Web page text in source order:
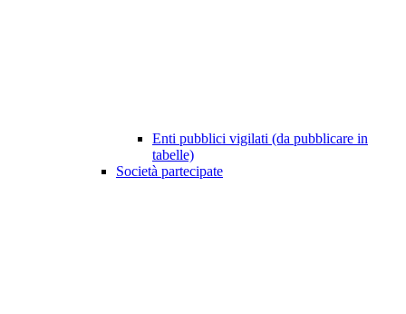
Enti pubblici vigilati (da pubblicare in
tabelle)
Società partecipate